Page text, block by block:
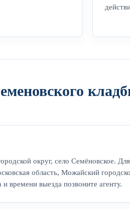
округ, село Семёновское. Для
область, Можайский
времени выезда позвоните агенту.